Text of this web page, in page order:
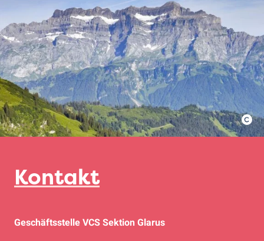
Kontakt
Geschäftsstelle VCS Sektion Glarus